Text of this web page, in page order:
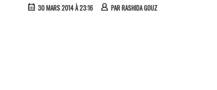
30 MARS 2014 À 23:16 PARRASHIDA GOUZ